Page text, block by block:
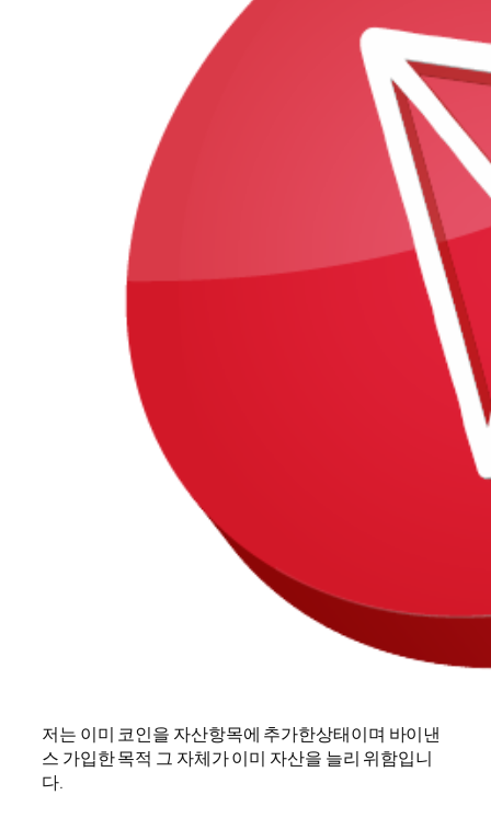
저는 이미 코인을 자산항목에 추가한상태이며 바이낸
스 가입한 목적 그 자체가 이미 자산을 늘리 위함입니
다.